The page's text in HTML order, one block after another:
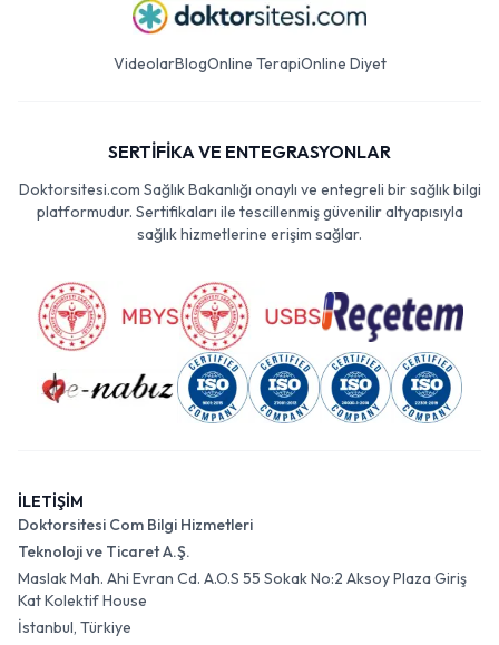
VideolarBlogOnline TerapiOnline Diyet
SERTİFİKA VE ENTEGRASYONLAR
Doktorsitesi.com Sağlık Bakanlığı onaylı ve entegreli bir sağlık bilgi
platformudur. Sertifikaları ile tescillenmiş güvenilir altyapısıyla
sağlık hizmetlerine erişim sağlar.
İLETİŞİM
Doktorsitesi Com Bilgi Hizmetleri
Teknoloji ve Ticaret A.Ş.
Maslak Mah. Ahi Evran Cd. A.O.S 55 Sokak No:2 Aksoy Plaza Giriş
Kat Kolektif House
İstanbul, Türkiye